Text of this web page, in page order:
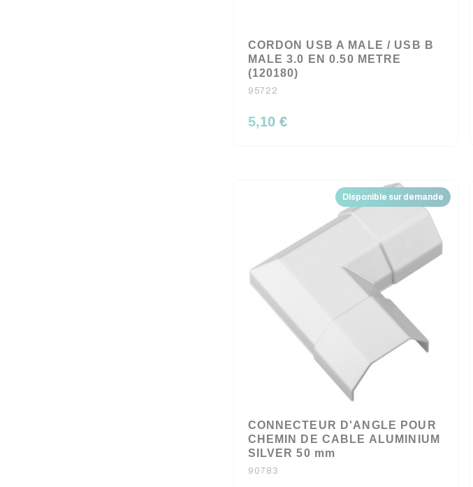
CORDON USB A MALE / USB B
MALE 3.0 EN 0.50 METRE
(120180)
95722
5,10 €
Disponible sur demande
CONNECTEUR D'ANGLE POUR
CHEMIN DE CABLE ALUMINIUM
SILVER 50 mm
90783